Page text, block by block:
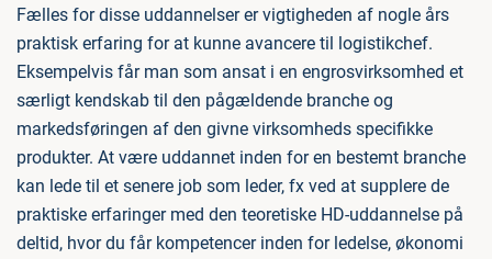
Fælles for disse uddannelser er vigtigheden af nogle års
praktisk erfaring for at kunne avancere til logistikchef.
Eksempelvis får man som ansat i en engrosvirksomhed et
særligt kendskab til den pågældende branche og
markedsføringen af den givne virksomheds specifikke
produkter. At være uddannet inden for en bestemt branche
kan lede til et senere job som leder, fx ved at supplere de
praktiske erfaringer med den teoretiske HD-uddannelse på
deltid, hvor du får kompetencer inden for ledelse, økonomi